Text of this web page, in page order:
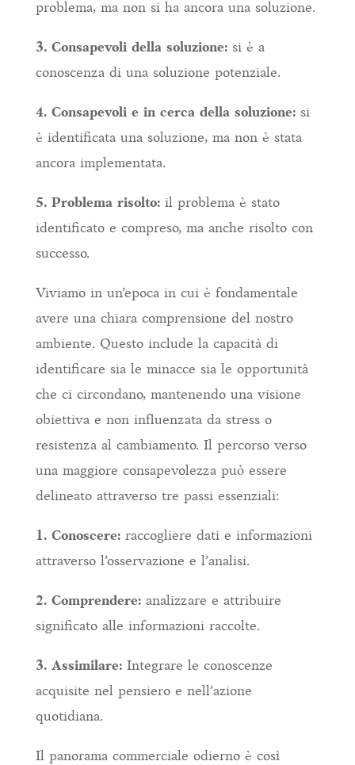
problema, ma non si ha ancora una soluzione.
3. Consapevoli della soluzione:si è a
conoscenza di una soluzione potenziale.
4. Consapevoli e in cerca della soluzione:si
è identificata una soluzione, ma non è stata
ancora implementata.
5. Problema risolto:il problema è stato
identificato e compreso, ma anche risolto con
successo.
Viviamo in un’epoca in cui è fondamentale
avere una chiara comprensione del nostro
ambiente. Questo include la capacità di
identificare sia le minacce sia le opportunità
che ci circondano, mantenendo una visione
obiettiva e non influenzata da stress o
resistenza al cambiamento. Il percorso verso
una maggiore consapevolezza può essere
delineato attraverso tre passi essenziali:
1. Conoscere:raccogliere dati e informazioni
attraverso l’osservazione e l’analisi.
2. Comprendere:analizzare e attribuire
significato alle informazioni raccolte.
3. Assimilare:Integrare le conoscenze
acquisite nel pensiero e nell’azione
quotidiana.
Il panorama commerciale odierno è così